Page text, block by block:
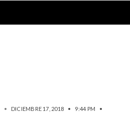
• DICIEMBRE 17, 2018 • 9:44 PM
•